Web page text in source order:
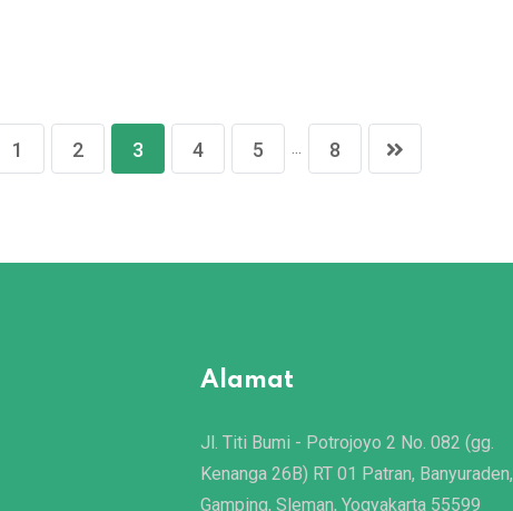
1 2 3 4 5 ... 8
Alamat
Jl. Titi Bumi - Potrojoyo 2 No. 082 (gg.
Kenanga 26B) RT 01 Patran, Banyuraden,
Gamping, Sleman, Yogyakarta 55599